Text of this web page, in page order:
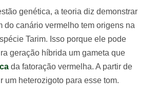
genética, a teoria diz demonstrar
do canário vermelho tem origens na
Tarim. Isso porque ele pode
geração híbrida um gameta que
da fatoração vermelha. A partir de
um heterozigoto para esse tom.